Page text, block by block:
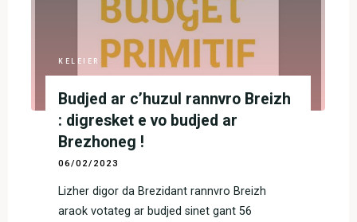
brezhoneg
?
Ur
c’houlennaoueg
evit
war
ar
KELEIER
Budjed ar c’huzul rannvro Breizh
: digresket e vo budjed ar
Brezhoneg !
06/02/2023
Lizher digor da Brezidant rannvro Breizh
araok votateg ar budjed sinet gant 56